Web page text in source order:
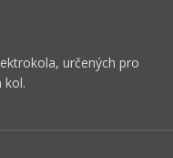
určených pro
kol.